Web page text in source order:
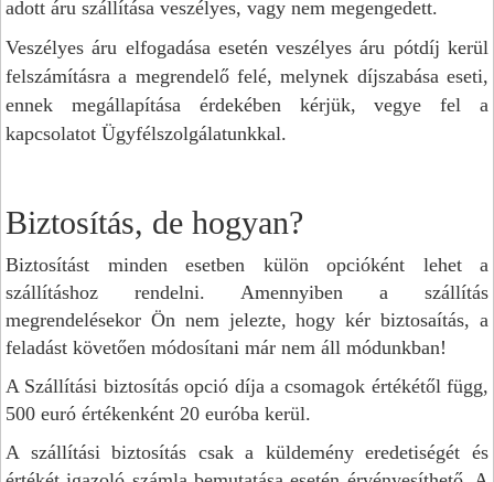
adott áru szállítása veszélyes, vagy nem megengedett.
Veszélyes áru elfogadása esetén veszélyes áru pótdíj kerül
felszámításra a megrendelő felé, melynek díjszabása eseti,
ennek megállapítása érdekében kérjük, vegye fel a
kapcsolatot Ügyfélszolgálatunkkal.
Biztosítás, de hogyan?
Biztosítást minden esetben külön opcióként lehet a
szállításhoz rendelni. Amennyiben a szállítás
megrendelésekor Ön nem jelezte, hogy kér biztosaítás, a
feladást követően módosítani már nem áll módunkban!
A Szállítási biztosítás opció díja a csomagok értékétől függ,
500 euró értékenként 20 euróba kerül.
A szállítási biztosítás csak a küldemény eredetiségét és